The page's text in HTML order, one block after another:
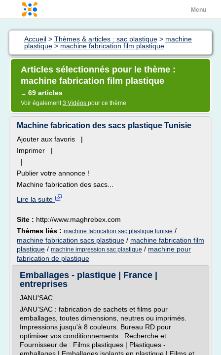
Menu
Accueil > Thèmes & articles : sac plastique > machine
plastique > machine fabrication film plastique
Articles sélectionnés pour le thème :
machine fabrication film plastique
→ 69 articles
Voir également3 Vidéos pour ce thème
Machine fabrication des sacs plastique Tunisie
Ajouter aux favoris |
Imprimer |
|
Publier votre annonce !
Machine fabrication des sacs...
Lire la suite
Site : http://www.maghrebex.com
Thèmes liés : machine fabrication sac plastique tunisie /
machine fabrication sacs plastique / machine fabrication film
plastique / machine impression sac plastique / machine pour
fabrication de plastique
Emballages - plastique | France |
entreprises
JANU'SAC
JANU'SAC : fabrication de sachets et films pour
emballages, toutes dimensions, neutres ou imprimés.
Impressions jusqu'à 8 couleurs. Bureau RD pour
optimiser vos conditionnements : Recherche et...
Fournisseur de : Films plastiques | Plastiques -